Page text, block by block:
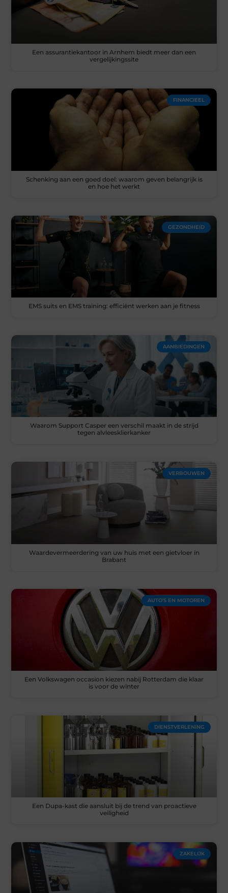
Een assurantiekantoor in Arnhem biedt meer dan een
vergelijkingssite
FINANCIEEL
Schenking aan een goed doel: waarom geven belangrijk is
en hoe het werkt
GEZONDHEID
EMS suits en EMS training: efficiënt werken aan je fitness
AANBIEDINGEN
Waarom Support Casper een verschil maakt in de strijd
tegen alvleesklierkanker
VERBOUWEN
Waardevermeerdering van uw huis met een gietvloer in
Brabant
AUTO’S EN MOTOREN
Een Volkswagen occasion kiezen nabij Rotterdam die klaar
is voor de winter
DIENSTVERLENING
Een Dupa-kast die aansluit bij de trend van proactieve
veiligheid
ZAKELIJK